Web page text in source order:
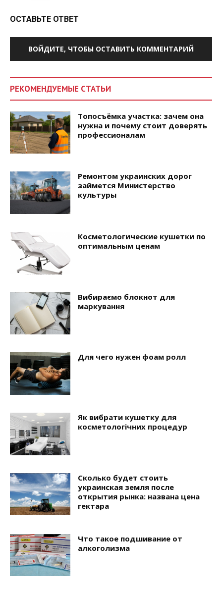
ОСТАВЬТЕ ОТВЕТ
ВОЙДИТЕ, ЧТОБЫ ОСТАВИТЬ КОММЕНТАРИЙ
РЕКОМЕНДУЕМЫЕ СТАТЬИ
Топосъёмка участка: зачем она
нужна и почему стоит доверять
профессионалам
Ремонтом украинских дорог
займется Министерство
культуры
Косметологические кушетки по
оптимальным ценам
Вибираємо блокнот для
маркування
Для чего нужен фоам ролл
Як вибрати кушетку для
косметологічних процедур
Сколько будет стоить
украинская земля после
открытия рынка: названа цена
гектара
Что такое подшивание от
алкоголизма